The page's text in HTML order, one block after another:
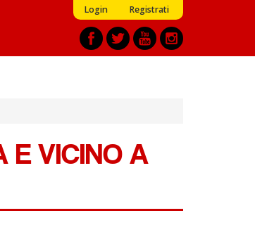
Login Registrati
E VICINO A